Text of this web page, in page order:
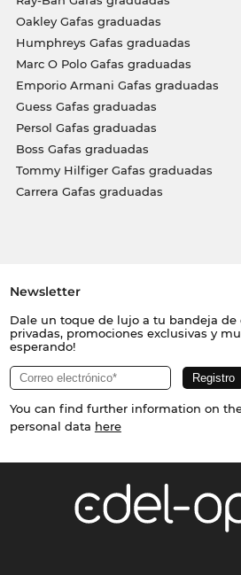
Oakley Gafas graduadas
Humphreys Gafas graduadas
Marc O Polo Gafas graduadas
Emporio Armani Gafas graduadas
Guess Gafas graduadas
Persol Gafas graduadas
Boss Gafas graduadas
Tommy Hilfiger Gafas graduadas
Carrera Gafas graduadas
Newsletter
Dale un toque de lujo a tu bandeja de
privadas, promociones exclusivas y
esperando!
You can find further information on
personal data here